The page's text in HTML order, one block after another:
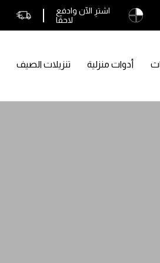
اشترِ الآن وادفع
لاحقًا
أدوات منزلية تنزيلات الصيف